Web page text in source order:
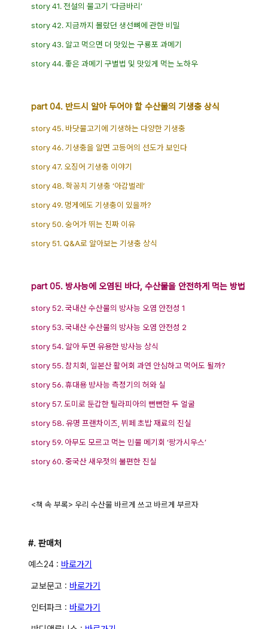
story 41. 전설의 물고기 ‘다금바리’
story 42. 지금까지 몰랐던 생선뼈에 관한 비밀
story 43. 알고 먹으면 더 맛있는 구룡포 과메기
story 44. 좋은 과메기 구별법 및 맛있게 먹는 노하우
part 04. 반드시 알아 두어야 할 수산물의 기생충 상식
story 45. 바닷물고기에 기생하는 다양한 기생충
story 46. 기생충을 알면 고등어의 선도가 보인다
story 47. 오징어 기생충 이야기
story 48. 학꽁치 기생충 ‘아감벌레’
story 49. 멍게에도 기생충이 있을까?
story 50. 숭어가 뛰는 진짜 이유
story 51. Q&A로 알아보는 기생충 상식
part 05. 방사능에 오염된 바다, 수산물을 안전하게 먹는 방법
story 52. 국내산 수산물의 방사능 오염 안전성 1
story 53. 국내산 수산물의 방사능 오염 안전성 2
story 54. 알아 두면 유용한 방사능 상식
story 55. 참치회, 일본산 활어회 과연 안심하고 먹어도 될까?
story 56. 휴대용 방사능 측정기의 허와 실
story 57. 도미로 둔갑한 틸라피아의 뻔뻔한 두 얼굴
story 58. 유명 프랜차이즈, 뷔페 초밥 재료의 진실
story 59. 아무도 모르고 먹는 민물 메기회 ‘팡가시우스’
story 60. 중국산 새우젓의 불편한 진실
<책 속 부록> 우리 수산물 바르게 쓰고 바르게 부르자
#. 판매처
예스24 : 바로가기
교보문고 : 바로가기
인터파크 : 바로가기